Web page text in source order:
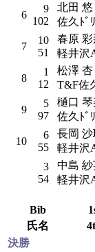
6
9
102
北田 悠
佐久ﾄﾞ
7
10
51
春原 彩
軽井沢
8
1
12
松澤 杏
T&F佐
9
5
97
樋口 琴
佐久ﾄﾞ
10
6
55
長岡 沙
軽井沢
3
54
中島 紗
軽井沢
Bib
氏名
決勝